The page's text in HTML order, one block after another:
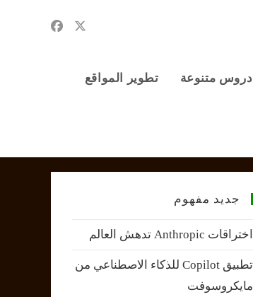
دروس متنوعة تطوير المواقع
جديد مفهوم
اختراقات Anthropic تدهش العالم
تطبيق Copilot للذكاء الاصطناعي من
مايكروسوفت